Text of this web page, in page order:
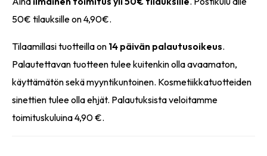
50€ tilauksille on 4,90€.
Tilaamillasi tuotteilla on 14 päivän palautusoikeus.
Palautettavan tuotteen tulee kuitenkin olla avaamaton,
käyttämätön sekä myyntikuntoinen. Kosmetiikkatuotteiden
sinettien tulee olla ehjät. Palautuksista veloitamme
toimituskuluina 4,90 €.